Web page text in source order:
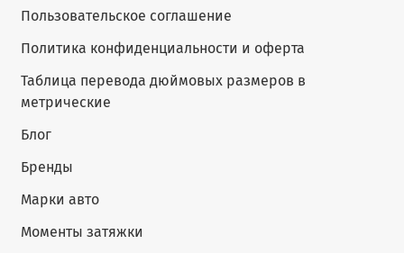
Пользовательское соглашение
Политика конфиденциальности и оферта
Таблица перевода дюймовых размеров в
метрические
Блог
Бренды
Марки авто
Моменты затяжки